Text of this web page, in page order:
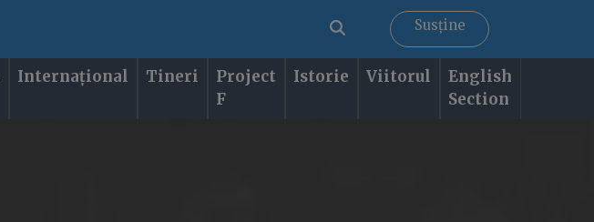
Susține
Internațional Tineri
Project
F
Istorie Viitorul
English
Section